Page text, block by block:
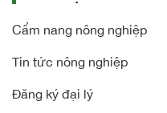
Cẩm nang nông nghiệp
Tin tức nông nghiệp
Đăng ký đại lý